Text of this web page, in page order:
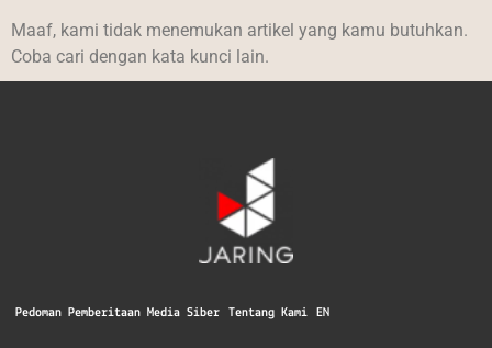
Maaf, kami tidak menemukan artikel yang kamu butuhkan.
Coba cari dengan kata kunci lain.
Pedoman Pemberitaan Media Siber Tentang Kami EN